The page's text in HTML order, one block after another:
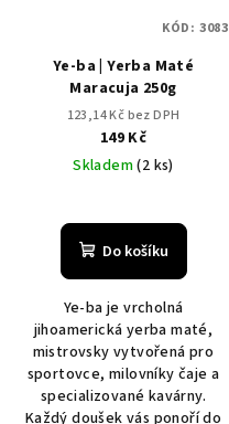
Ye-ba | Yerba Maté
Maracuja 250g
123,14 Kč bez DPH
149 Kč
Skladem(2 ks)
Do košíku
Ye-ba je vrcholná
jihoamerická yerba maté,
mistrovsky vytvořená pro
sportovce, milovníky čaje a
specializované kavárny.
Každý doušek vás ponoří do
KÓD: 3083